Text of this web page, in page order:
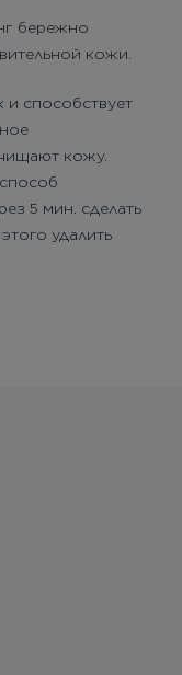
бережно
кожи.
и способствует
кожу.
5 мин. сделать
удалить